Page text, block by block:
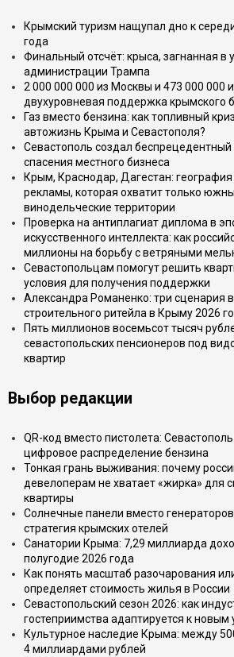
Крымский туризм нащупал дно к
года
Финальный отсчёт: крыса, загнанная в
администрации Трампа
2 000 000 000 из Москвы и 473 000 000
двухуровневая поддержка крымского
Газ вместо бензина: как топливный
автожизнь Крыма и Севастополя?
Севастополь создал
спасения местного бизнеса
Крым, Краснодар, Дагестан:
рекламы, которая охватит только
винодельческие территории
Проверка на антиплагиат диплома в
искусственного интеллекта: как
миллионы на борьбу с ветряными
Севастопольцам помогут решить
условия для получения поддержки
Александра Романенко: три сценария
строительного ритейла в Крыму 2026
Пять миллионов восемьсот тысяч
севастопольских пенсионеров под
квартир
Выбор редакции
QR-код вместо пистолета:
цифровое распределение бензина
Тонкая грань выживания: почему
девелоперам не хватает «жирка» для
квартиры
Солнечные панели вместо
стратегия крымских отелей
Санатории Крыма: 7,29 миллиарда
полугодие 2026 года
Как понять масштаб разочарования
определяет стоимость жилья в России
Севастопольский сезон 2026: как
гостеприимства адаптируется к новым
Культурное наследие Крыма: между
4 миллиардами рублей